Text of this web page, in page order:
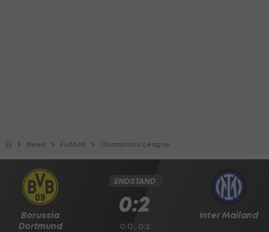
News Fußball Champions League
Borussia
Dortmund
Inter Mailand
ENDSTAND
0:2
0:0 , 0:2